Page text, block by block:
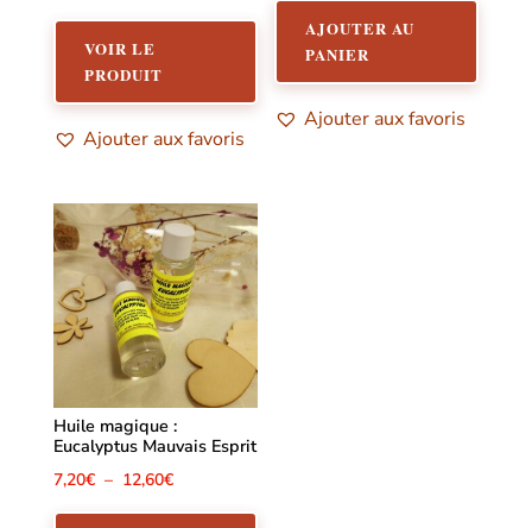
de
à
12,60€
VOIR LE
PRODUIT
produit
plusieurs
options
peuvent
être
sur
produit
Ajouter aux favoris
AJOUTER AU
PANIER
Ajouter aux favoris
Huile magique :
Eucalyptus Mauvais Esprit
7,20€ – 12,60€Plage
de